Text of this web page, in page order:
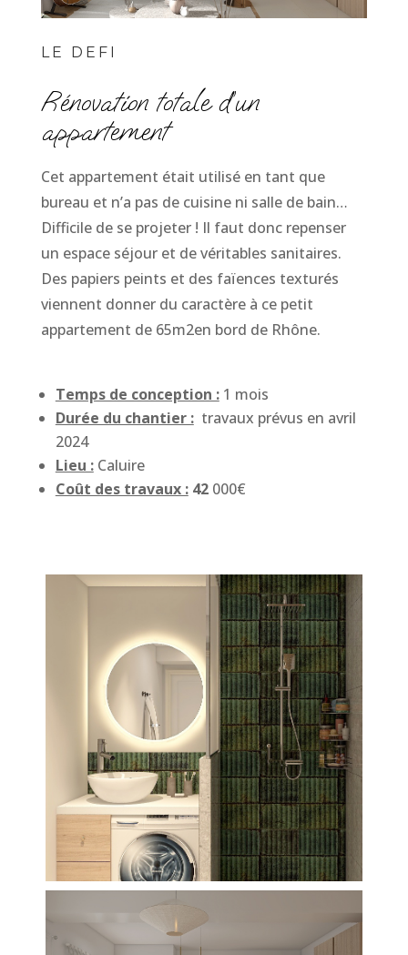
LE DEFI
Rénovation totale d’un
appartement
Cet appartement était utilisé en tant que
bureau et n’a pas de cuisine ni salle de bain…
Difficile de se projeter ! Il faut donc repenser
un espace séjour et de véritables sanitaires.
Des papiers peints et des faïences texturés
viennent donner du caractère à ce petit
appartement de 65m2en bord de Rhône.
Temps de conception :1 mois
Durée du chantier :travaux prévus en avril
2024
Lieu :Caluire
Coût des travaux :42000€